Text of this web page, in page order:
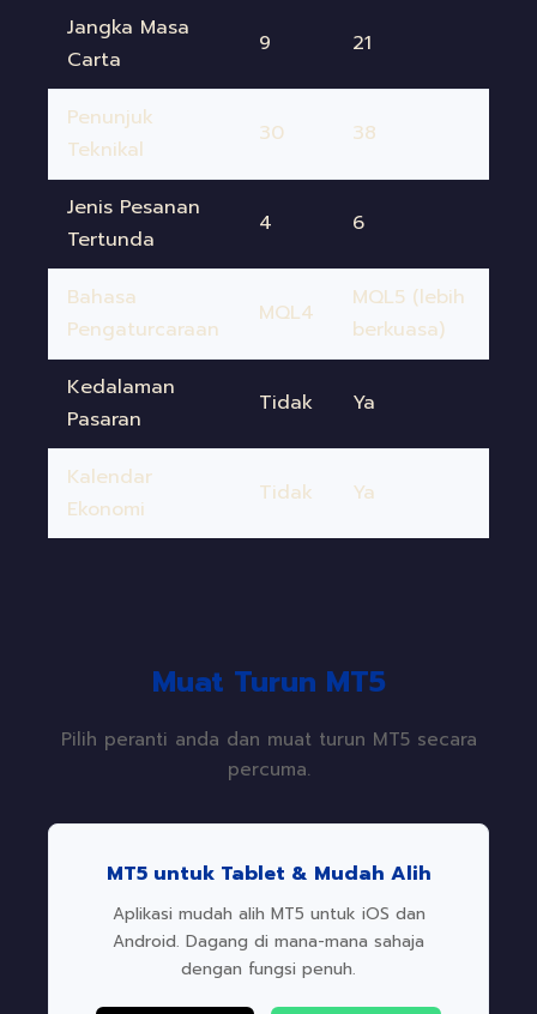
Jangka Masa
Carta
9 21
Penunjuk
Teknikal
30 38
Jenis Pesanan
Tertunda
4 6
Bahasa
Pengaturcaraan
MQL4
MQL5 (lebih
berkuasa)
Kedalaman
Pasaran
Tidak Ya
Kalendar
Ekonomi
Tidak Ya
Muat Turun MT5
Pilih peranti anda dan muat turun MT5 secara
percuma.
MT5 untuk Tablet & Mudah Alih
Aplikasi mudah alih MT5 untuk iOS dan
Android. Dagang di mana-mana sahaja
dengan fungsi penuh.